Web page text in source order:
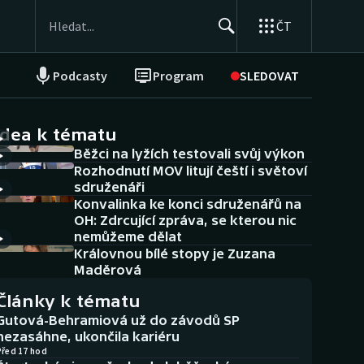
ČT
Podcasty Program SLEDOVAT
NEPŘEHLÉDNĚTE
Historické návraty
Aplikace ČT sport
AZ kvíz
k tématu
Běžci na lyžích testovali svůj výkon
Rozhodnutí MOV litují čeští i světoví
sdruženáři
Konvalinka ke konci sdruženářů na
OH: Zdrcující zpráva, se kterou nic
nemůžeme dělat
Královnou bílé stopy je Zuzana
Maděrová
k tématu
Behramiová už do závodů SP
ukončila kariéru
17 hod